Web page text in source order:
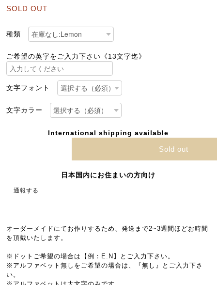
SOLD OUT
種類
ご希望の英字をご入力下さい《13文字迄》
文字フォント
文字カラー
International shipping available
Sold out
日本国内にお住まいの方向け
通報する
オーダーメイドにてお作りするため、発送まで2~3週間ほどお時間
を頂戴いたします。
※ドットご希望の場合は【例：E.N】とご入力下さい。
※アルファベット無しをご希望の場合は、『無し』とご入力下さ
い。